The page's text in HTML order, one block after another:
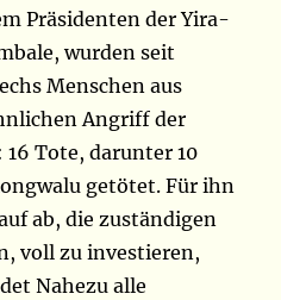
Präsidenten der Yira-
wurden seit
Menschen aus
Angriff der
Tote, darunter 10
getötet. Für ihn
ab, die zuständigen
voll zu investieren,
Nahezu alle